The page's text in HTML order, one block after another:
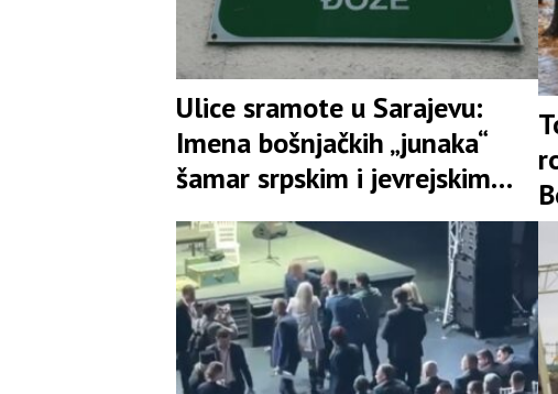
Ulice sramote u Sarajevu:
Imena bošnjačkih „junaka“
šamar srpskim i jevrejskim
žrtvama